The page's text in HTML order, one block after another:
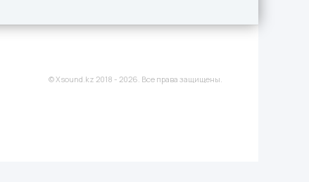
© Xsound.kz 2018 - 2026. Все права защищены.